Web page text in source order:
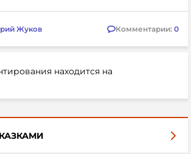
Жуков Комментарии: 0
находится на